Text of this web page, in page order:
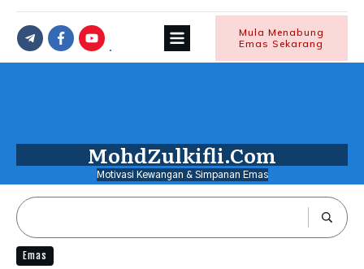
Mula Menabung
Emas Sekarang
MohdZulkifli.Com
Motivasi Kewangan & Simpanan Emas
Emas